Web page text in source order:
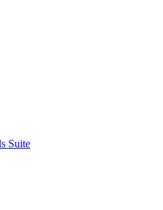
Suite